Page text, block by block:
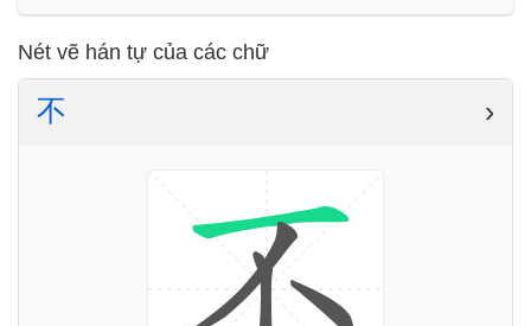
Nét vẽ hán tự của các chữ
不 ›